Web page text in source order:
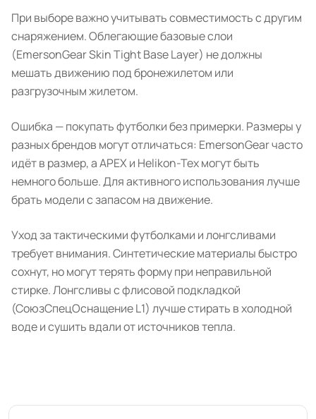
При выборе важно учитывать совместимость с другим
снаряжением. Облегающие базовые слои
(EmersonGear Skin Tight Base Layer) не должны
мешать движению под бронежилетом или
разгрузочным жилетом.
Ошибка — покупать футболки без примерки. Размеры у
разных брендов могут отличаться: EmersonGear часто
идёт в размер, а APEX и Helikon-Tex могут быть
немного больше. Для активного использования лучше
брать модели с запасом на движение.
Уход за тактическими футболками и лонгсливами
требует внимания. Синтетические материалы быстро
сохнут, но могут терять форму при неправильной
стирке. Лонгсливы с флисовой подкладкой
(СоюзСпецОснащение L1) лучше стирать в холодной
воде и сушить вдали от источников тепла.